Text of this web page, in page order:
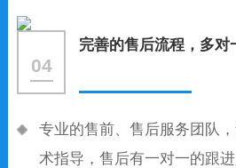
04
完善的售后流程，多对
专业的售前、售后服务团队
术指导，售后有一对一的跟